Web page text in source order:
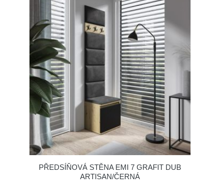
PŘEDSÍŇOVÁ STĚNA EMI 7 GRAFIT DUB
ARTISAN/ČERNÁ